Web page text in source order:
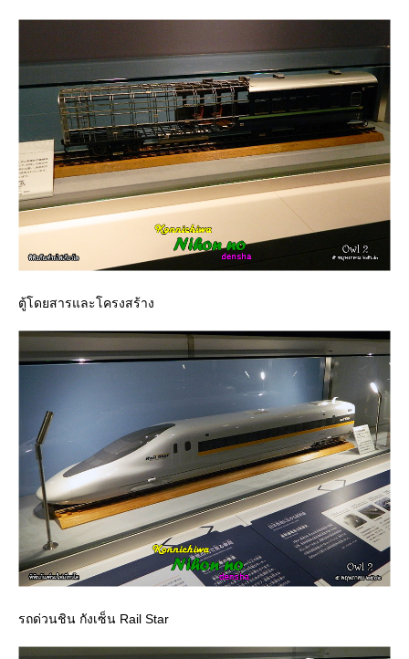
ตู้โดยสารและโครงสร้าง
รถด่วนชิน กังเซ็น Rail Star